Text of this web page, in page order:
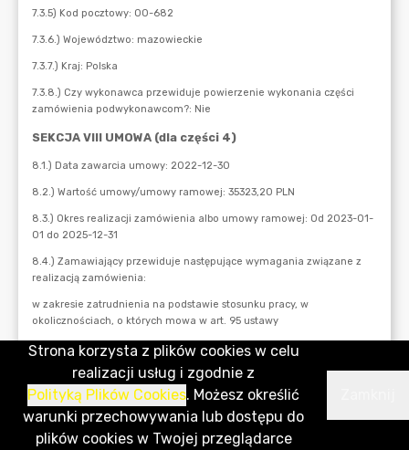
Strona korzysta z plików cookies w celu
realizacji usług i zgodnie z
Polityką Plików Cookies. Możesz określić
warunki przechowywania lub dostępu do
plików cookies w Twojej przeglądarce